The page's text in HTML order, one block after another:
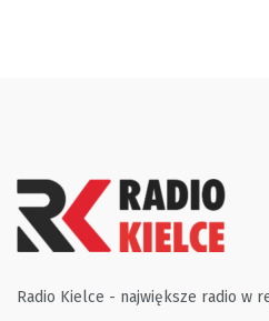
Radio Kielce - największe radio w